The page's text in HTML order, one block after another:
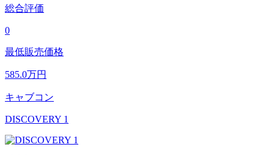
総合評価
0
最低販売価格
585.0万円
キャブコン
DISCOVERY 1